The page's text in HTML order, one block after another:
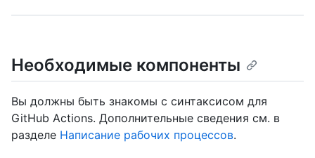
Необходимые компоненты
Вы должны быть знакомы с синтаксисом для
GitHub Actions. Дополнительные сведения см. в
разделе Написание рабочих процессов.